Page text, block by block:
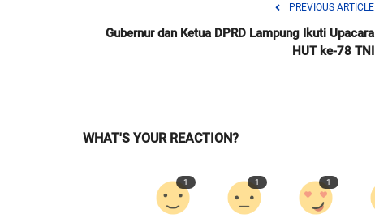
PREVIOUS ARTICLE
Gubernur dan Ketua DPRD Lampung Ikuti Upacara
HUT ke-78 TNI
WHAT'S YOUR REACTION?
1 1 1